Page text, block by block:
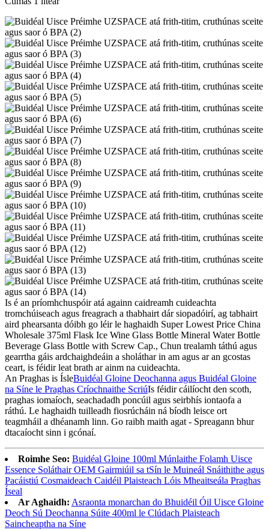
Is é an príomhchuspóir atá againn caidreamh cuideachta
tromchúiseach agus freagrach a thabhairt dár siopadóirí, ag tabhairt
aird phearsanta dóibh go léir le haghaidh Super Lowest Price China
Wholesale 375ml Flask Ice Wine Glass Bottle Mineral Water Bottle
Beverage Glass Bottle with Screw Cap., Chun trealamh táthú agus
gearrtha gáis ardchaighdeáin a sholáthar in am agus ar an gcostas
ceart, is féidir leat brath ar ainm na cuideachta.
An Praghas is ÍsleBuidéal Gloine Deochanna agus Buidéal Gloine
na Síne le Praghas Críochnaithe ScriúIs féidir cáilíocht den scoth,
praghas iomaíoch, seachadadh poncúil agus seirbhís iontaofa a
ráthú. Le haghaidh tuilleadh fiosrúcháin ná bíodh leisce ort
teagmháil a dhéanamh linn. Go raibh maith agat - Spreagann bhur
dtacaíocht sinn i gcónaí.
Roimhe Seo: Buidéal Gloine 100ml Múnlaithe Folamh Uisce
Essence Soláthair OEM Gairmiúil sa tSín le Muineál Snáithithe agus
Pacáistiú Cosmaideach Caidéil Plaisteach Lóis Mheaitseála Praghas
Íseal
Ar Aghaidh: Asraonta monarchan do Bhuidéil Óil Uisce Gloine
Deoch Sú Deochanna Súite 400ml le Clúdach Plaisteach
Saincheaptha na Síne